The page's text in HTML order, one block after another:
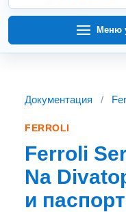
Меню
Документация /
FERROLI
Ferroli
Na
и